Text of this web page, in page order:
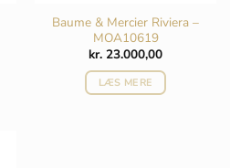
Baume & Mercier Riviera –
MOA10619
kr. 23.000,00
LÆS MERE